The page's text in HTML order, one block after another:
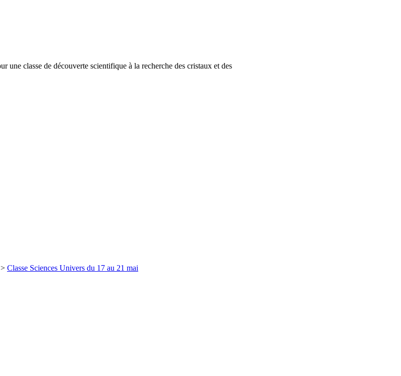
classe de découverte scientifique à la recherche des cristaux et des
> Classe Sciences Univers du 17 au 21 mai